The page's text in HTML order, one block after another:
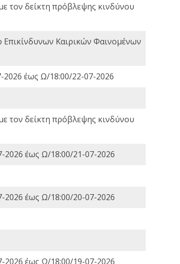
τον δείκτη πρόβλεψης κινδύνου
Καιρικών Φαινομένων
2026 έως Ω/18:00/22-07-2026
τον δείκτη πρόβλεψης κινδύνου
2026 έως Ω/18:00/21-07-2026
2026 έως Ω/18:00/20-07-2026
2026 έως Ω/18:00/19-07-2026